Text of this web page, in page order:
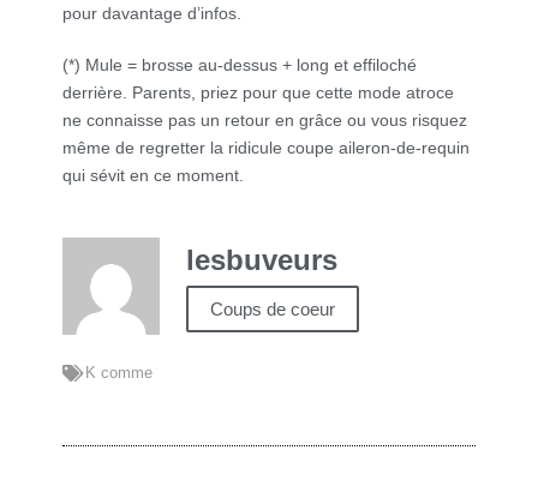
pour davantage d’infos.
(*) Mule = brosse au-dessus + long et effiloché
derrière. Parents, priez pour que cette mode atroce
ne connaisse pas un retour en grâce ou vous risquez
même de regretter la ridicule coupe aileron-de-requin
qui sévit en ce moment.
lesbuveurs
Coups de coeur
K comme